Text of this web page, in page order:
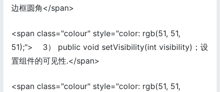
边框圆角</span>
<span class="colour" style="color: rgb(51, 51,
51);"> 3） public void setVisibility(int visibility)；设
置组件的可见性.</span>
<span class="colour" style="color: rgb(51, 51,